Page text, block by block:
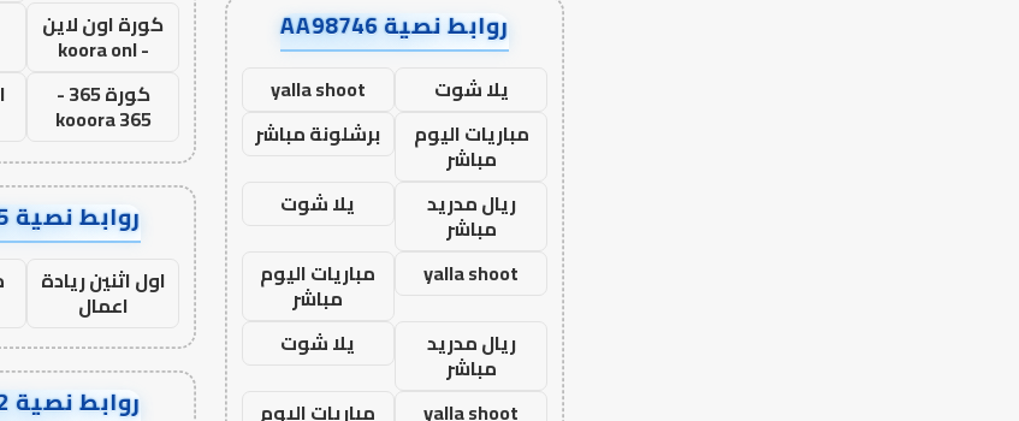
روابط نصية AA98746
يلا شوت
yalla shoot
مباريات اليوم
مباشر
برشلونة مباشر
ريال مدريد
مباشر
يلا شوت
yalla shoot
مباريات اليوم
مباشر
ريال مدريد
مباشر
يلا شوت
yalla shoot
مباريات اليوم
كورة اون لاين
- koora onl
كورة 365 -
kooora 365
روابط نصية AA38045
اول اثنين ريادة
اعمال
روابط نصية AA86842